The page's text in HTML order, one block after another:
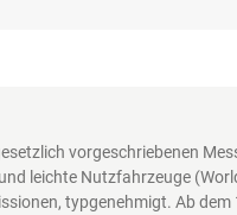
vorgeschriebenen
leichte Nutzfahrzeuge
typgenehmigt. Ab